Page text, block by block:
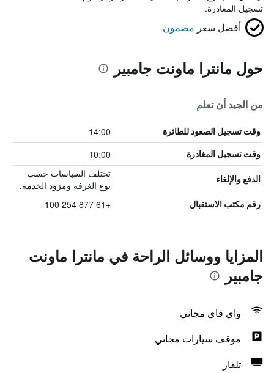
تسجيل المغادرة.
أفضل سعر مضمون
حول مانترا ماونت جامبير
من الجيد أن تعلم
وقت تسجيل الصعود للطائرة 14:00
وقت تسجيل المغادرة 10:00
الدفع والإلغاء
تختلف السياسات حسب
نوع الغرفة ومزود الخدمة.
رقم مكتب الاستقبال +61 877 254 100
المزايا ووسائل الراحة في مانترا ماونت
جامبير
واي فاي مجاني
موقف سيارات مجاني
تلفاز